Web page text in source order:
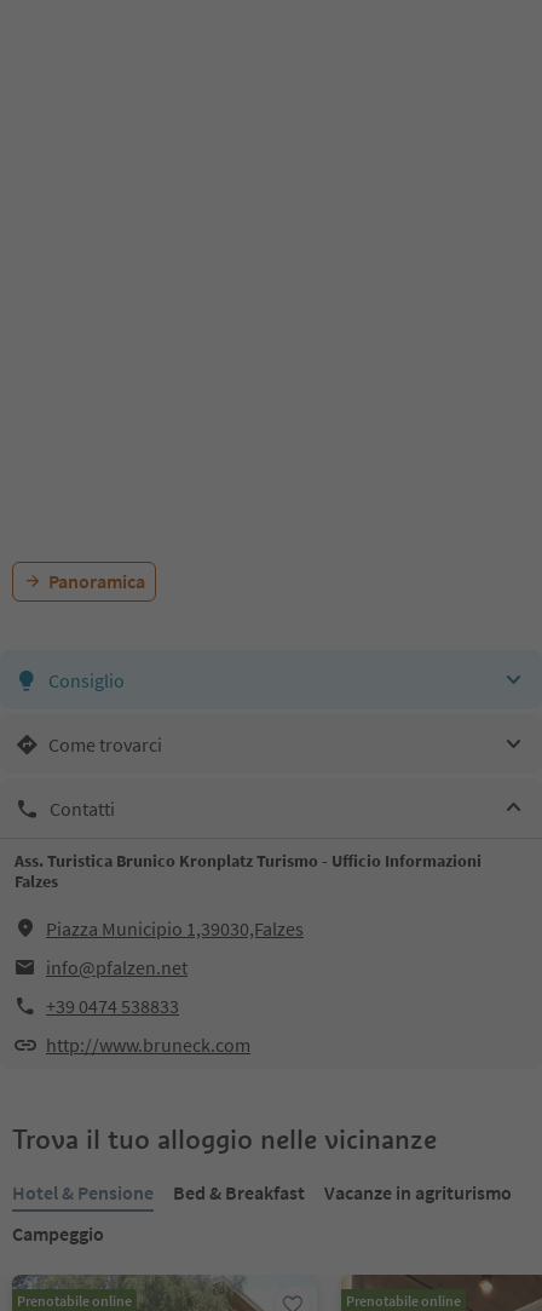
Panoramica
Consiglio
Come trovarci
Contatti
Ass. Turistica Brunico Kronplatz Turismo - Ufficio Informazioni
Falzes
Piazza Municipio 1,39030,Falzes
info@pfalzen.net
+39 0474 538833
http://www.bruneck.com
Trova il tuo alloggio nelle vicinanze
Hotel & Pensione Bed & Breakfast
Vacanze in agriturismo
Campeggio
Prenotabile online Prenotabile online